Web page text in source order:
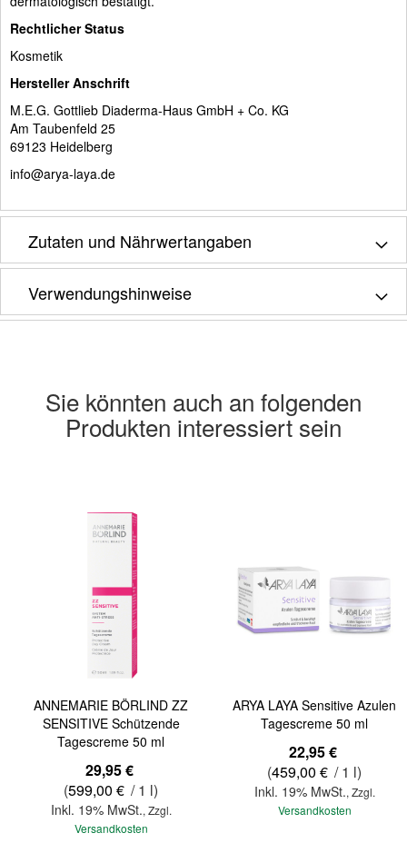
Rechtlicher Status
Kosmetik
Hersteller Anschrift
M.E.G. Gottlieb Diaderma-Haus GmbH + Co. KG
Am Taubenfeld 25
69123 Heidelberg
info@arya-laya.de
Zutaten und Nährwertangaben
Verwendungshinweise
Sie könnten auch an folgenden
Produkten interessiert sein
ANNEMARIE BÖRLIND ZZ
SENSITIVE Schützende
Tagescreme 50 ml
29,95 €
(599,00 € / 1 l)
Inkl. 19% MwSt., Zzgl.
Versandkosten
ARYA LAYA Sensitive Azulen
Tagescreme 50 ml
22,95 €
(459,00 € / 1 l)
Inkl. 19% MwSt., Zzgl.
Versandkosten